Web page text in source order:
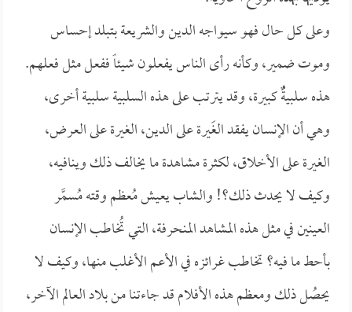
وعلى كل حال فهو سيواجه الدين والشريعة بتبلد إحساس
وموت ضمير، وكأنه رأى الناس يفعلون شيئاً ففعل مثل فعلهم.
هذه سلبيةٌُ كبيرة، وقد يترتب على هذه السلبية سلبية أخرى،
وهي أن الإنسان يفقد الغَيرة على الدين، الغيرة على العرض،
الغيرة على الأخلاق، لكثرة مشاهدة ما يخالف ذلك وينافيه،
وكيف لا يحدث ذلك؟! والشاب يعيش مُعظم وقته مُسمَّر
العينين في مثل هذه المشاهد المنحرفة، التي تُخاطب الإنسان
بأحط ما فيه؟ تخاطب غرائزه في الأعم الأغلب منها، وكيف لا
يحصُل ذلك ومعظم هذه الأفلام قد جاءتنا من بلاد العالم الآخر،